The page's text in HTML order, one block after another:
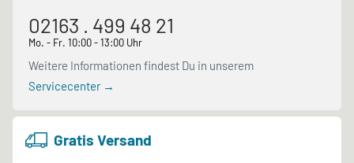
02163 . 499 48 21
Mo. - Fr. 10:00 - 13:00 Uhr
Weitere Informationen findest Du in unserem
Servicecenter →
Gratis Versand